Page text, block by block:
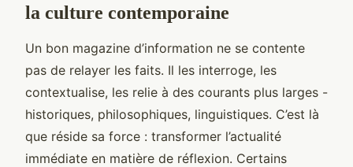
la culture contemporaine
Un bon magazine d’information ne se contente
pas de relayer les faits. Il les interroge, les
contextualise, les relie à des courants plus larges -
historiques, philosophiques, linguistiques. C’est là
que réside sa force : transformer l’actualité
immédiate en matière de réflexion. Certains